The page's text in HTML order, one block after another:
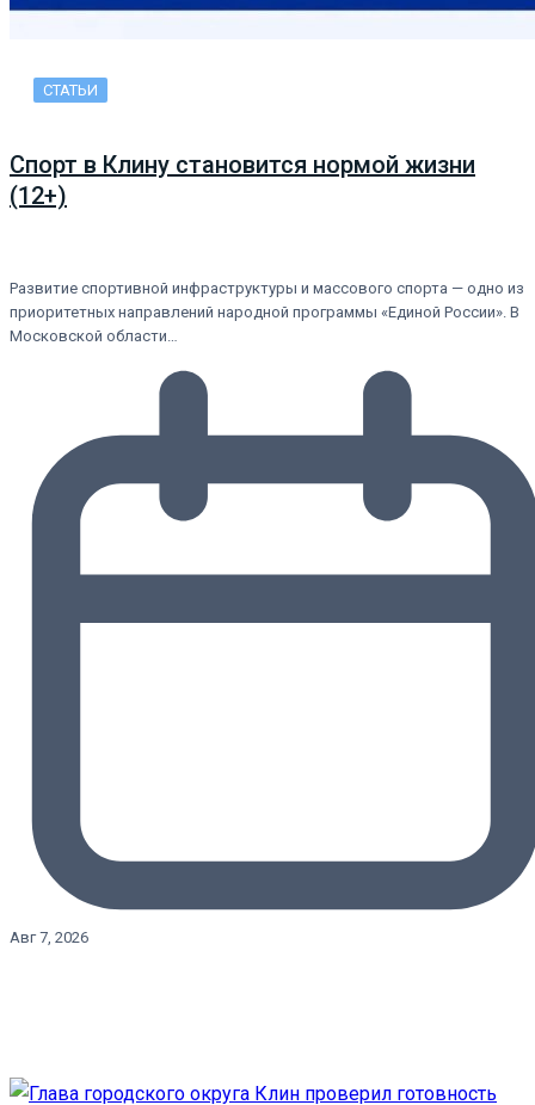
СТАТЬИ
Спорт в Клину становится нормой жизни
(12+)
Развитие спортивной инфраструктуры и массового спорта — одно из
приоритетных направлений народной программы «Единой России». В
Московской области…
Авг 7, 2026